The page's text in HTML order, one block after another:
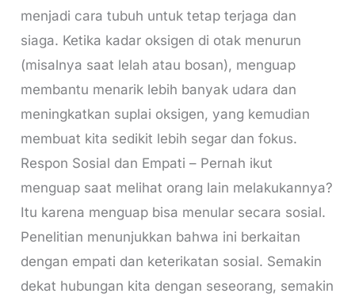
menjadi cara tubuh untuk tetap terjaga dan
siaga. Ketika kadar oksigen di otak menurun
(misalnya saat lelah atau bosan), menguap
membantu menarik lebih banyak udara dan
meningkatkan suplai oksigen, yang kemudian
membuat kita sedikit lebih segar dan fokus.
Respon Sosial dan Empati – Pernah ikut
menguap saat melihat orang lain melakukannya?
Itu karena menguap bisa menular secara sosial.
Penelitian menunjukkan bahwa ini berkaitan
dengan empati dan keterikatan sosial. Semakin
dekat hubungan kita dengan seseorang, semakin